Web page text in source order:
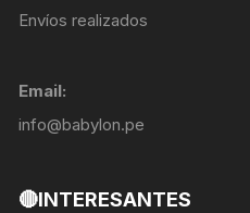
Envíos realizados
Email:
info@babylon.pe
🔴INTERESANTES